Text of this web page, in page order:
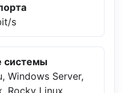
s
системы
Windows Server,
Rocky Linux